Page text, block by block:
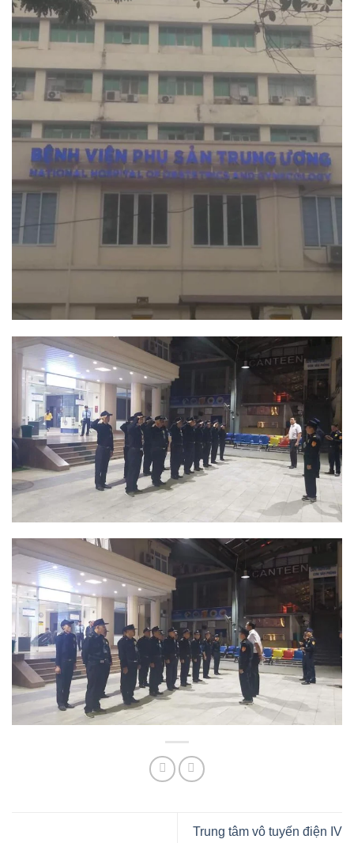
Trung tâm vô tuyến điện IV